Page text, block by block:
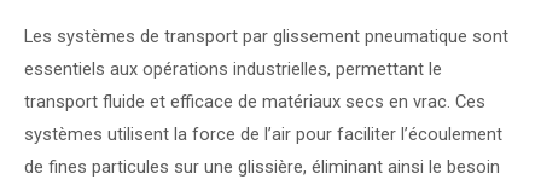
Les systèmes de transport par glissement pneumatique sont
essentiels aux opérations industrielles, permettant le
transport fluide et efficace de matériaux secs en vrac. Ces
systèmes utilisent la force de l’air pour faciliter l’écoulement
de fines particules sur une glissière, éliminant ainsi le besoin